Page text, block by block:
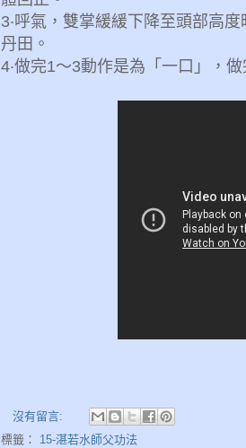
3‧呼氣，雙掌緩緩下降至頭部高
丹田。
4‧做完1～3動作是為「一口」，
沒有留言:
標籤： 15-湛若水師父功法